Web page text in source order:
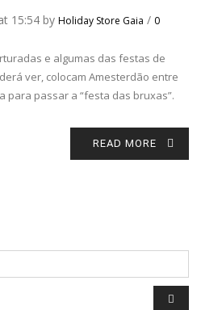
15:54 by Holiday Store Gaia / 0
e algumas das festas de
ver, colocam Amesterdão entre
para passar a “festa das bruxas”.
READ MORE